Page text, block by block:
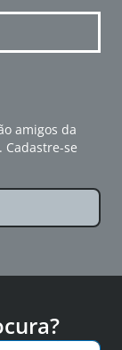
amigos da
se